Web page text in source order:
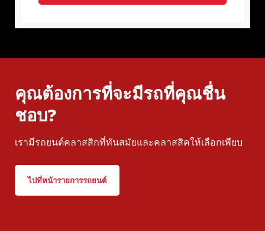
คุณต้องการที่จะมีรถที่คุณชื่น
ชอบ?
เรามีรถยนต์คลาสสิกที่ทันสมัยและคลาสสิคให้เลือกเพียบ
ไปที่หน้ารายการรถยนต์